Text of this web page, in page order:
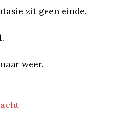
zit geen einde.
weer.